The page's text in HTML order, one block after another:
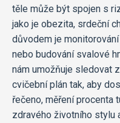
těle může být spojen s
jako je obezita, srdeční
důvodem je
nebo budování svalové
nám umožňuje sledovat
cvičební plán tak, aby
řečeno, měření procenta
zdravého životního stylu